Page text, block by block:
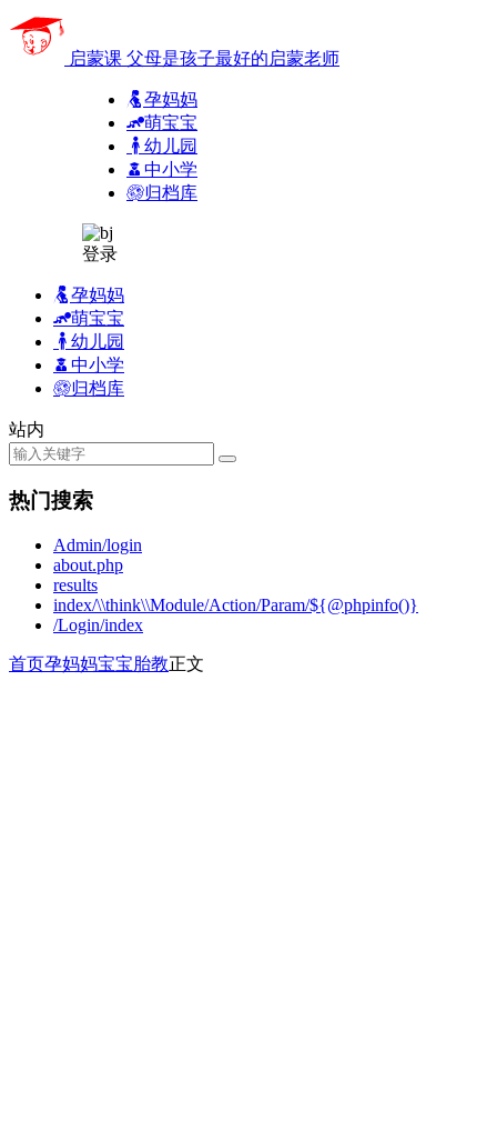
启蒙课 父母是孩子最好的启蒙老师
孕妈妈
萌宝宝
幼儿园
中小学
归档库
登录
孕妈妈
萌宝宝
幼儿园
中小学
归档库
站内
热门搜索
Admin/login
about.php
results
index/\\think\\Module/Action/Param/${@phpinfo()}
/Login/index
首页孕妈妈宝宝胎教正文